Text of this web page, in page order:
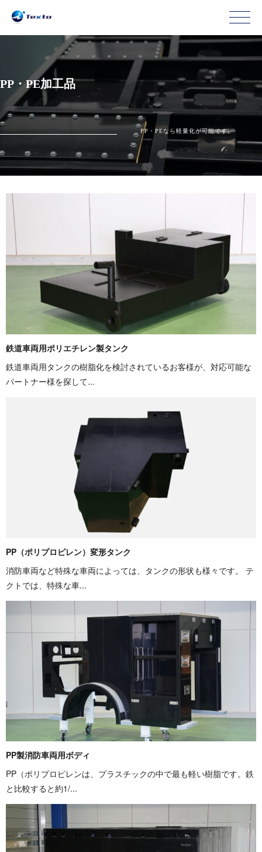
PP・PE加工品
PP・PEなら軽量化が可能です。
鉄道車両用ポリエチレン製タンク
鉄道車両用タンクの樹脂化を検討されているお客様が、対応可能な
パートナー様を探して...
PP（ポリプロピレン）変形タンク
消防車両など特殊な車両によっては、タンクの形状も様々です。 テ
クトでは、特殊な車...
PP製消防車両用ボディ
PP（ポリプロピレンは、プラスチックの中で最も軽い樹脂です。鉄
と比較すると約1/...